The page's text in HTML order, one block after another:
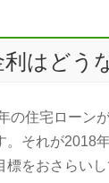
はどう
の住宅ローン
。それが2018
をおさらいし